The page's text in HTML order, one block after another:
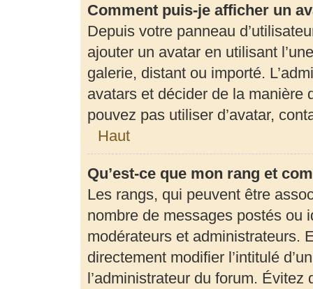
Comment puis-je afficher un
Depuis votre panneau
ajouter un avatar en utilisant
galerie, distant ou importé.
avatars et décider de la manière
pouvez pas utiliser d’avatar,
Haut
Qu’est-ce que mon rang et
Les rangs, qui peuvent être
nombre de messages postés ou
modérateurs et administrateurs.
directement modifier l’intitulé
l’administrateur du forum.